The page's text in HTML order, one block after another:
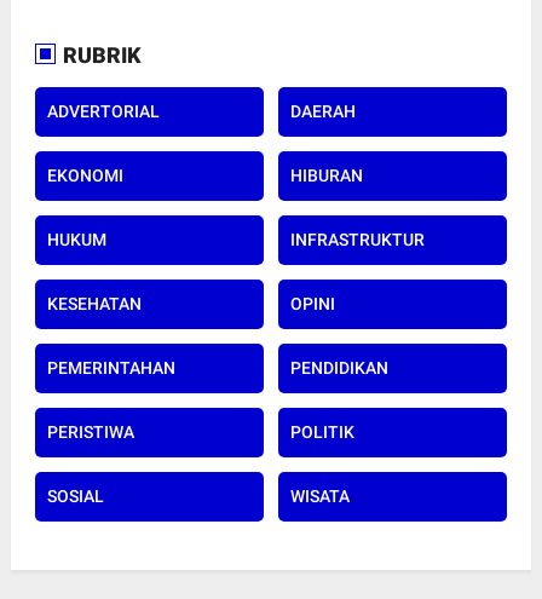
RUBRIK
ADVERTORIAL DAERAH
EKONOMI HIBURAN
HUKUM INFRASTRUKTUR
KESEHATAN OPINI
PEMERINTAHAN PENDIDIKAN
PERISTIWA POLITIK
SOSIAL WISATA